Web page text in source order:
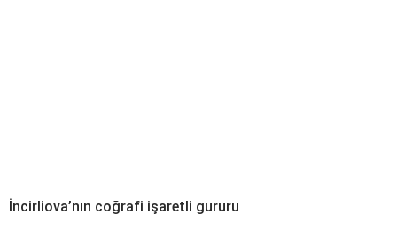
İncirliova’nın coğrafi işaretli gururu